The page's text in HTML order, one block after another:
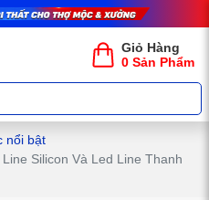
Giỏ Hàng
0 Sản Phẩm
nổi bật
Silicon Và Led Line Thanh